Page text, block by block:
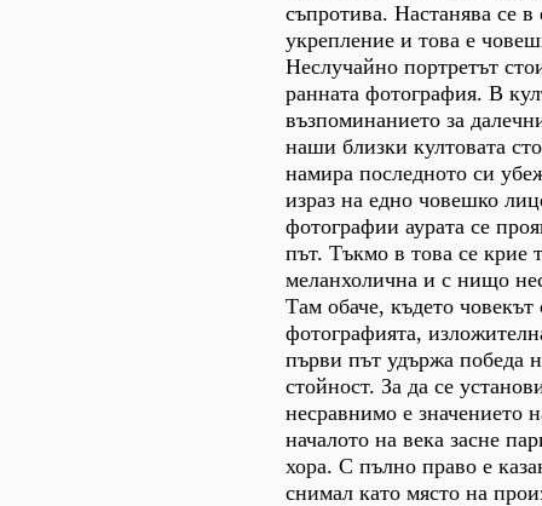
съпротива. Настанява се
укрепление и това е
Неслучайно портретът
ранната фотография. В
възпоминанието за
наши близки култовата
намира последното си
израз на едно човешко
фотографии аурата се
път. Тъкмо в това се крие
меланхолична и с нищо
Там обаче, където човекът
фотографията,
първи път удържа победа
стойност. За да се
несравнимо е значението
началото на века засне
хора. С пълно право е
снимал като място на